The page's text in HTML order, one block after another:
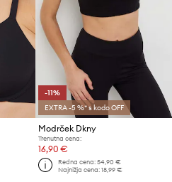
-11%
EXTRA -5 %* s kodo OFF
Modrček Dkny
Trenutna cena:
16,90 €
Redna cena: 54,90 €
Najnižja cena: 18,99 €